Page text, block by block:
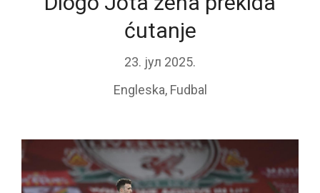
ćutanje
23. јул 2025.
Engleska, Fudbal